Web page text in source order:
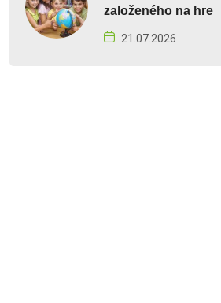
založeného na hre
21.07.2026